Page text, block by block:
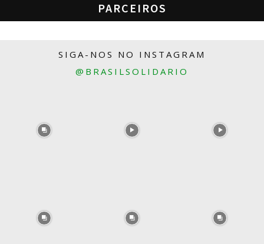
PARCEIROS
SIGA-NOS NO INSTAGRAM
@BRASILSOLIDARIO